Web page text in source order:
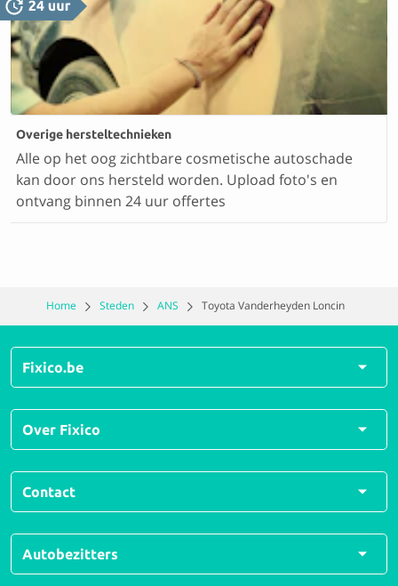
Overige hersteltechnieken
Alle op het oog zichtbare cosmetische autoschade
kan door ons hersteld worden. Upload foto's en
ontvang binnen 24 uur offertes
Home Steden ANS Toyota Vanderheyden Loncin
Fixico.be
Alle herstellingen
Alle soorten schades
Veelgestelde vragen
Hoe werkt Fixico?
Over Fixico
Over ons
Voor schadeherstellers
For business
Jobs
Contact
Contactformulier
0380 828 48
Autobezitters